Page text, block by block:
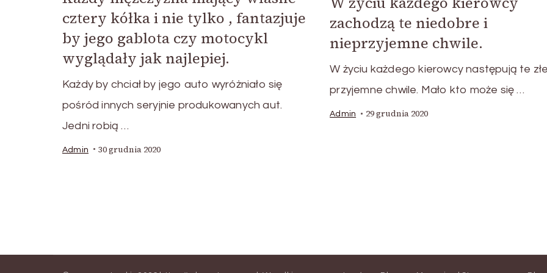
cztery kółka i nie tylko , fantazjuje
by jego gablota czy motocykl
wyglądały jak najlepiej.
Każdy by chciał by jego auto wyróżniało się
pośród innych seryjnie produkowanych aut.
Jedni robią …
Admin 30 grudnia 2020
zachodzą te niedobre i
nieprzyjemne chwile.
W życiu każdego kierowcy następują te
przyjemne chwile. Mało kto może się …
Admin 29 grudnia 2020